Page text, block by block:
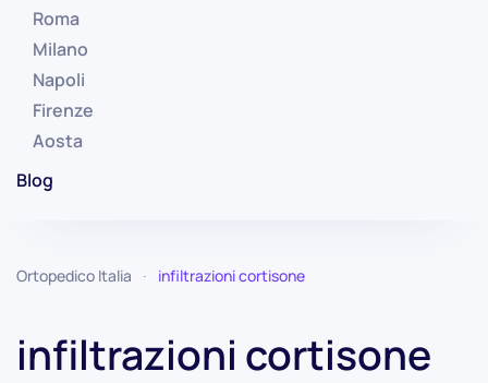
Roma
Milano
Napoli
Firenze
Aosta
Blog
Ortopedico Italia infiltrazioni cortisone
infiltrazioni cortisone